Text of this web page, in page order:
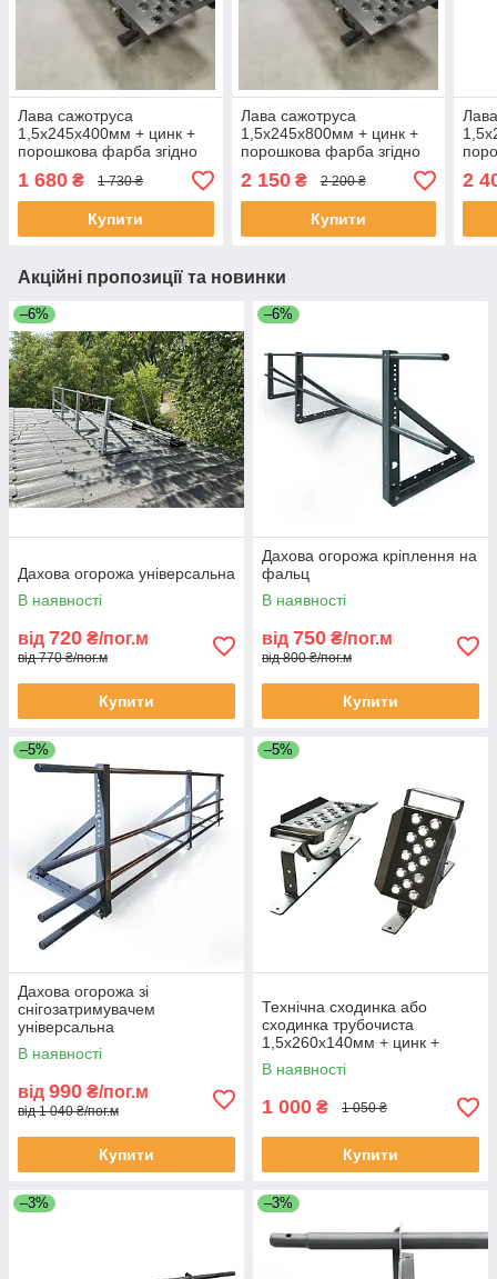
Лава сажотруса
1,5х245х400мм + цинк +
порошкова фарба згідно
класифікації RAL
1 680 ₴ 1 730 ₴
Купити
Лава сажотруса
1,5х245х800мм + цинк +
порошкова фарба згідно
класифікації RAL
2 150₴ 2 200 ₴
Купити
2
Акційні пропозиції та новинки
–6%
Дахова огорожа універсальна
В наявності
від 720 ₴/пог.м
від 770 ₴/пог.м
Купити
–6%
Дахова огорожа кріплення на
фальц
В наявності
від 750 ₴/пог.м
від 800 ₴/пог.м
Купити
–5%
Дахова огорожа зі
снігозатримувачем
універсальна
В наявності
від 990 ₴/пог.м
від 1 040 ₴/пог.м
Купити
–5%
Технічна сходинка або
сходинка трубочиста
1,5х260х140мм + цинк +
порошкова фарба згідно
класифікації RAL
В наявності
1 000 ₴ 1 050 ₴
Купити
–3% –3%